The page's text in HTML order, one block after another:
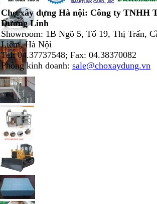
Chợ xây dựng Hà nội: Công ty TNHH
Dương Linh
Showroom: 1B Ngõ 5, Tổ 19, Thị Trấn,
Liêm, Hà Nội
Tel: 04.37737548; Fax: 04.38370082
Phòng kinh doanh: sale@choxaydung.vn